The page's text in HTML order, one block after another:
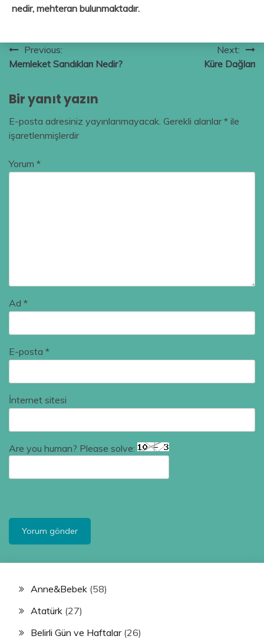
nedir, mehteran bulunmaktadır.
Yazı
gezinmesi
Previous:
Memleket Sandıkları Nedir?
Next:
Küre Dağları
Bir yanıt yazın
E-posta adresiniz yayınlanmayacak. Gerekli alanlar* ile
işaretlenmişlerdir
Yorum *
Ad *
E-posta *
İnternet sitesi
Are you human? Please solve:
Anne&Bebek (58)
Atatürk (27)
Belirli Gün ve Haftalar(26)